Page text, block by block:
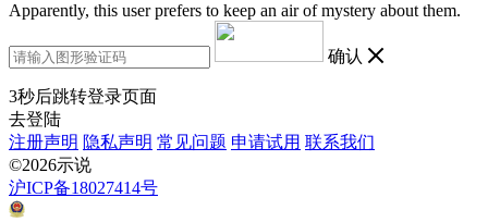
Apparently, this user prefers to keep an air of mystery about them.
确认
3秒后跳转登录页面
去登陆
注册声明 隐私声明 常见问题 申请试用 联系我们
©2026示说
沪ICP备18027414号